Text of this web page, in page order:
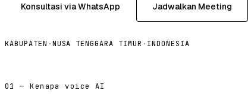
Konsultasi via WhatsApp Jadwalkan Meeting
KABUPATEN ·NUSA TENGGARA TIMUR · INDONESIA
01 — Kenapa voice AI